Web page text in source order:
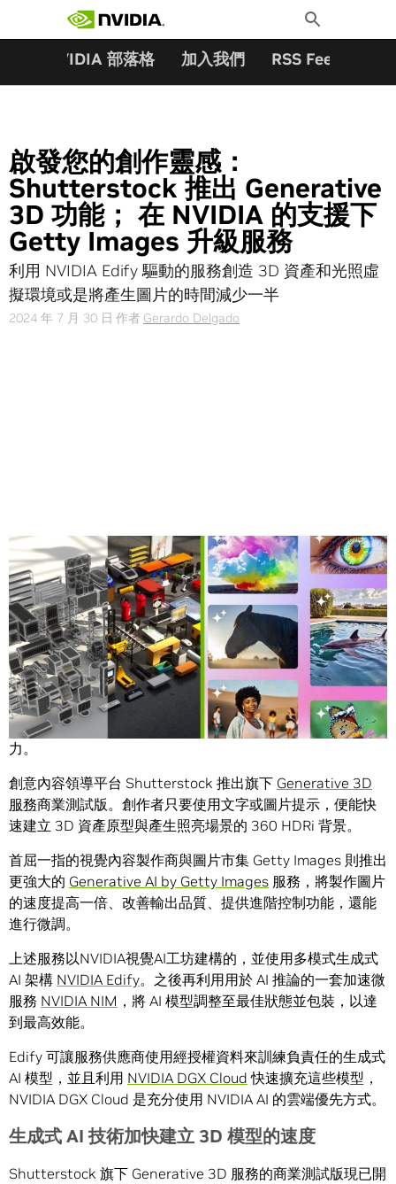
Toggle
Search
NVIDIA 部落格 加入我們 RSS Feeds
啟發您的創作靈感：
Shutterstock 推出 Generative
3D 功能； 在 NVIDIA 的支援下
Getty Images 升級服務
利用 NVIDIA Edify 驅動的服務創造 3D 資產和光照虛
擬環境或是將產生圖片的時間減少一半
2024 年 7 月 30 日 作者 Gerardo Delgado
Share
設計師與藝術家有了全新和更好的方式，可以利用經過授權
的資料來訓練生成式人工智慧（AI），以提升自己的生產
力。
創意內容領導平台 Shutterstock 推出旗下 Generative 3D
服務商業測試版。創作者只要使用文字或圖片提示，便能快
速建立 3D 資產原型與產生照亮場景的 360 HDRi 背景。
首屈一指的視覺內容製作商與圖片市集 Getty Images 則推出
更強大的 Generative AI by Getty Images 服務，將製作圖片
的速度提高一倍、改善輸出品質、提供進階控制功能，還能
進行微調。
上述服務以NVIDIA視覺AI工坊建構的，並使用多模式生成式
AI 架構 NVIDIA Edify。之後再利用用於 AI 推論的一套加速微
服務 NVIDIA NIM ，將 AI 模型調整至最佳狀態並包裝，以達
到最高效能。
Edify 可讓服務供應商使用經授權資料來訓練負責任的生成式
AI 模型，並且利用 NVIDIA DGX Cloud 快速擴充這些模型，
NVIDIA DGX Cloud 是充分使用 NVIDIA AI 的雲端優先方式。
生成式 AI 技術加快建立 3D 模型的速度
Shutterstock 旗下 Generative 3D 服務的商業測試版現已開